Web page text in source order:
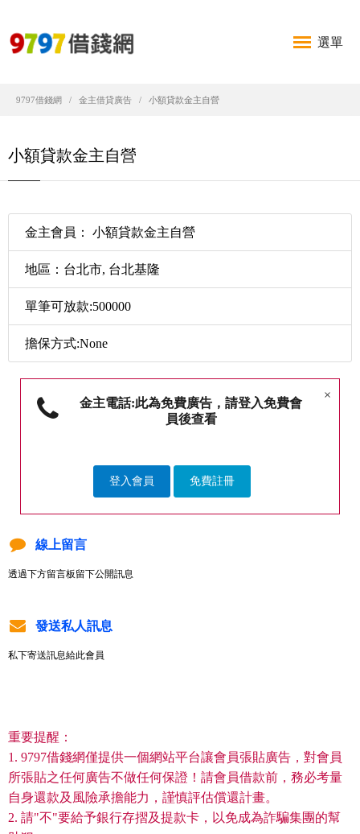
選單
9797借錢網 金主借貸廣告 小額貸款金主自營
小額貸款金主自營
金主會員： 小額貸款金主自營
地區：台北市, 台北基隆
單筆可放款:500000
擔保方式:None
×
金主電話:此為免費廣告，請登入免費會
員後查看
登入會員 免費註冊
線上留言
透過下方留言板留下公開訊息
發送私人訊息
私下寄送訊息給此會員
重要提醒：
1. 9797借錢網僅提供一個網站平台讓會員張貼廣告，對會員
所張貼之任何廣告不做任何保證！請會員借款前，務必考量
自身還款及風險承擔能力，謹慎評估償還計畫。
2. 請"不"要給予銀行存摺及提款卡，以免成為詐騙集團的幫